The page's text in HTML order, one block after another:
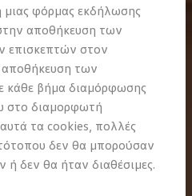
μιας φόρμας εκδήλωσης
αποθήκευση των
επισκεπτών στον
των
κάθε βήμα διαμόρφωσης
στο διαμορφωτή
τα cookies, πολλές
δεν θα μπορούσαν
ή δεν θα ήταν διαθέσιμες.
για την ηλεκτροκίνηση
φορτίσω;
μπορώ να φτάσω;
πληρώσω;
φορτίσω;
στα ID.
ανάκτησης ενέργειας κατά την
στα ID.
αυτοκίνητα